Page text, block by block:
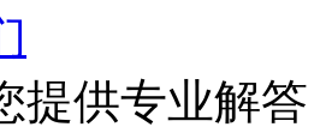
提供专业解答